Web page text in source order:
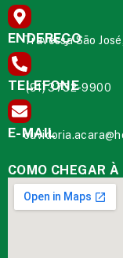
ENDEREÇO
Travessa São
TELEFONE
(91) 3732-9900
E-MAIL
COMO CHEGAR